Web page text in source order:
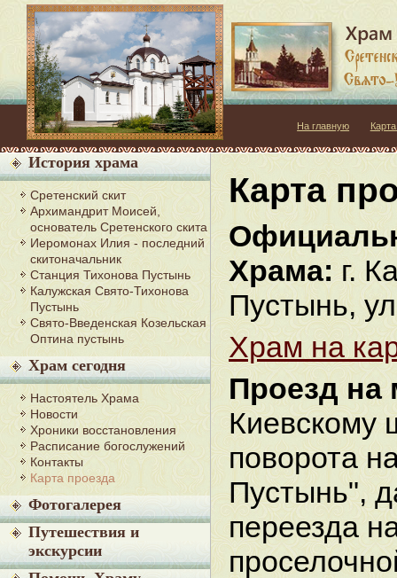
На главную
История храма
Сретенский скит
Архимандрит Моисей,
основатель Сретенского скита
Иеромонах Илия - последний
скитоначальник
Станция Тихонова Пустынь
Калужская Свято-Тихонова
Пустынь
Свято-Введенская Козельская
Оптина пустынь
Храм сегодня
Настоятель Храма
Новости
Хроники восстановления
Расписание богослужений
Контакты
Карта проезда
Фотогалерея
Путешествия и
экскурсии
Карта
Храма:г.
Пустынь,
Храм на
Проезд на
Киевскому
поворота
Пустынь",
переезда